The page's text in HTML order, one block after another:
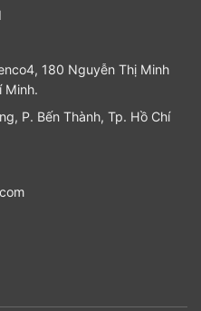
180 Nguyễn Thị Minh
Minh.
P. Bến Thành, Tp. Hồ Chí